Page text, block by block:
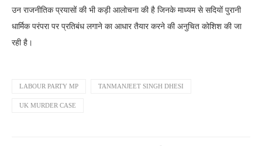
उन राजनीतिक प्रयासों की भी कड़ी आलोचना की है जिनके माध्यम से सदियों पुरानी
धार्मिक परंपरा पर प्रतिबंध लगाने का आधार तैयार करने की अनुचित कोशिश की जा
रही है।
LABOUR PARTY MP TANMANJEET SINGH DHESI
UK MURDER CASE